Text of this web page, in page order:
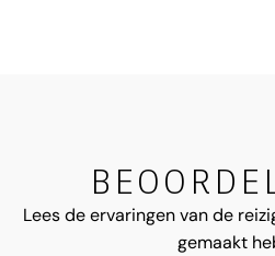
Lees de ervaringen van de
gemaakt